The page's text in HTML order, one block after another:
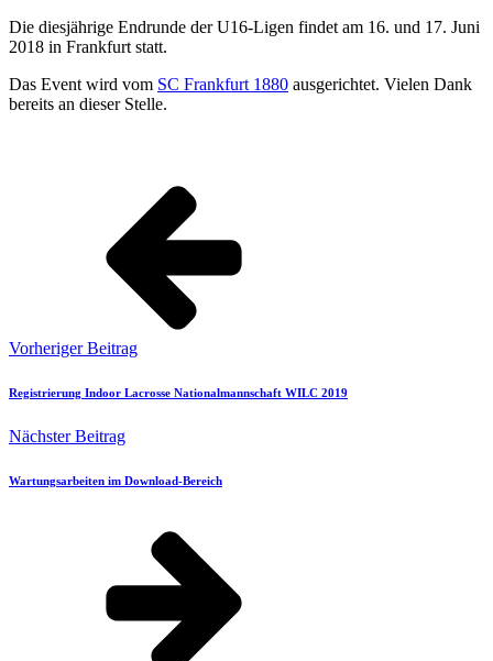
Die diesjährige Endrunde der U16-Ligen findet am 16. und 17. Juni
2018 in Frankfurt statt.
Das Event wird vom SC Frankfurt 1880 ausgerichtet. Vielen Dank
bereits an dieser Stelle.
Vorheriger Beitrag
Registrierung Indoor Lacrosse Nationalmannschaft WILC 2019
Nächster Beitrag
Wartungsarbeiten im Download-Bereich